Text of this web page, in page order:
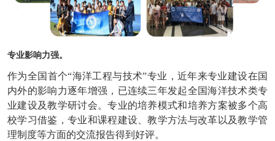
专业影响力强。
作为全国首个“海洋工程与技术”专业，近年来专业建设在国
内外的影响力逐年增强，已连续三年发起全国海洋技术类专
业建设及教学研讨会。专业的培养模式和培养方案被多个高
校学习借鉴，专业和课程建设、教学方法与改革以及教学管
理制度等方面的交流报告得到好评。